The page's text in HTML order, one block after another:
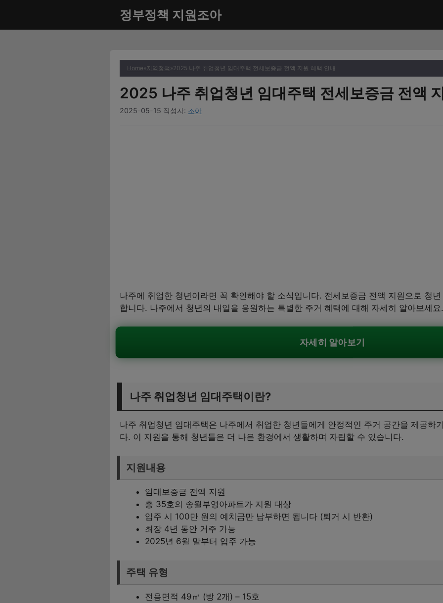
츠
정부정책 지원조아
Home»지역정책 »2025 나주 취업청년 임대주택 전세보증금 전액 지원 혜택 안내
2025 나주 취업청년 임대주택 전세보증금 전액
2025-05-15 작성자: 조아
나주에 취업한 청년이라면 꼭 확인해야 할 소식입니다. 전세보증금 전액 지원으로 청
합니다. 나주에서 청년의 내일을 응원하는 특별한 주거 혜택에 대해 자세히 알아보세요.
자세히 알아보기
나주 취업청년 임대주택이란?
나주 취업청년 임대주택은 나주에서 취업한 청년들에게 안정적인 주거 공간을 제공하
다. 이 지원을 통해 청년들은 더 나은 환경에서 생활하며 자립할 수 있습니다.
지원내용
임대보증금 전액 지원
총 35호의 송월부영아파트가 지원 대상
입주 시 100만 원의 예치금만 납부하면 됩니다 (퇴거 시 반환)
최장 4년 동안 거주 가능
2025년 6월 말부터 입주 가능
주택 유형
전용면적 49㎡ (방 2개) – 15호